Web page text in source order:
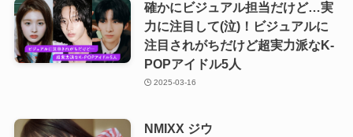
確かにビジュアル担当だけど…実
力に注目して(泣)！ビジュアルに
注目されがちだけど超実力派なK-
POPアイドル5人
2025-03-16
NMIXX ジウ